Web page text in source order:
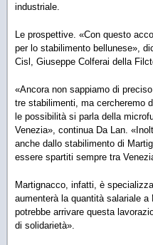
industriale.
Le prospettive. «Con questo
per lo stabilimento bellunese»,
Cisl, Giuseppe Colferai della
«Ancora non sappiamo di
tre stabilimenti, ma cercheremo
le possibilità si parla della
Venezia», continua Da Lan.
anche dallo stabilimento di
essere spartiti sempre tra
Martignacco, infatti, è
aumenterà la quantità salariale a
potrebbe arrivare questa
di solidarietà».